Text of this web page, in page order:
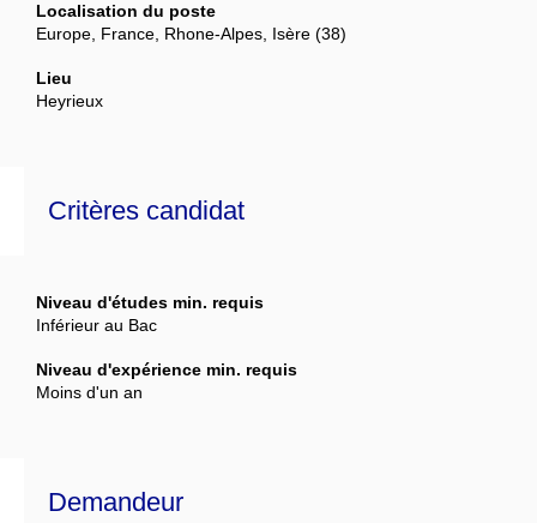
Localisation du poste
Europe, France, Rhone-Alpes, Isère (38)
Lieu
Heyrieux
Critères candidat
Niveau d'études min. requis
Inférieur au Bac
Niveau d'expérience min. requis
Moins d'un an
Demandeur